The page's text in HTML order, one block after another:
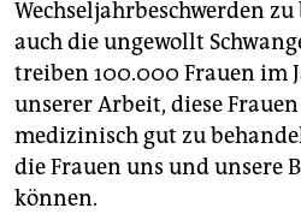
Wechseljahrbeschwerden
auch die ungewollt
treiben 100.000 Frauen im
unserer Arbeit, diese
medizinisch gut zu
die Frauen uns und unsere
können.